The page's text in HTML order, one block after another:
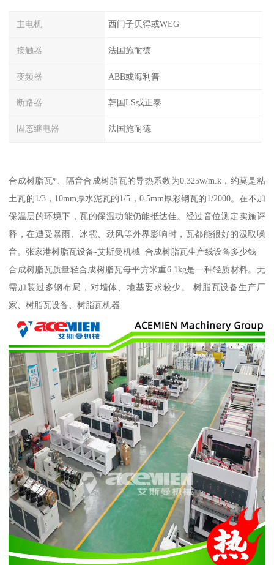
主电机 西门子贝得或WEG
接触器 法国施耐德
变频器 ABB或海利普
断路器 韩国LS或正泰
固态继电器 法国施耐德
合成树脂瓦*、隔音合成树脂瓦的导热系数为0.325w/m.k，约莫是粘
土瓦的1/3，10mm厚水泥瓦的1/5，0.5mm厚彩钢瓦的1/2000。在不加
保温层的环境下，瓦的保温功能仍能抵达佳。经过音位测定实施评
释，在遭受暴雨、冰雹、劲风等外界影响时，瓦都能很好的汲取噪
音。张家港树脂瓦设备-艾斯曼机械 合成树脂瓦生产线设备多少钱
合成树脂瓦质量轻合成树脂瓦每平方米重6.1kg是一种轻质材料。无
需加装过多钢布局，对墙体、地基要求较少。 树脂瓦设备生产厂
家、树脂瓦设备、树脂瓦机器